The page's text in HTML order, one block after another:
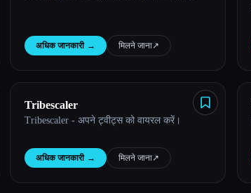
अधिक जानकारी → मिलने जाना↗︎
Tribescaler
Tribescaler - अपने ट्वीट्स को वायरल करें।
अधिक जानकारी → मिलने जाना↗︎